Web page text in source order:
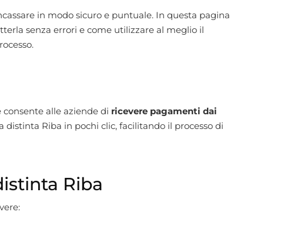
in modo sicuro e puntuale. In questa pagina
senza errori e come utilizzare al meglio il
alle aziende di ricevere pagamenti dai
Riba in pochi clic, facilitando il processo di
Riba